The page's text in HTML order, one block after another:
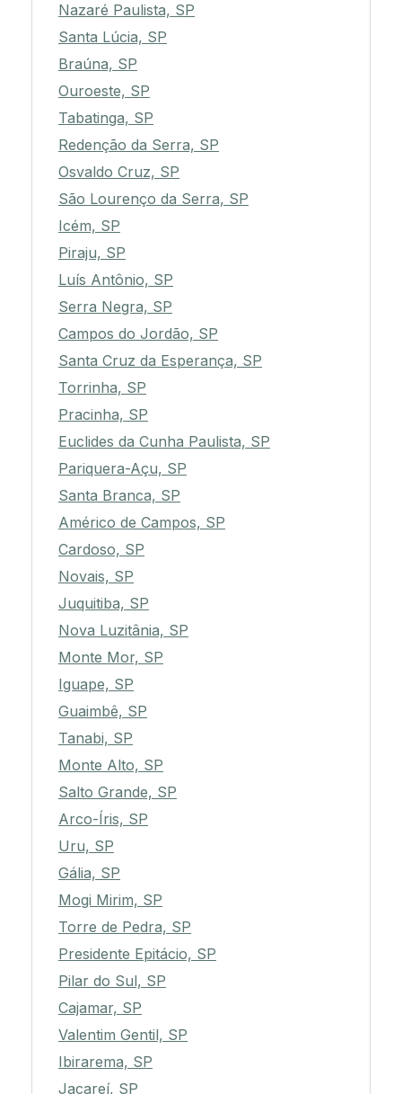
Nazaré Paulista, SP
Santa Lúcia, SP
Braúna, SP
Ouroeste, SP
Tabatinga, SP
Redenção da Serra, SP
Osvaldo Cruz, SP
São Lourenço da Serra, SP
Icém, SP
Piraju, SP
Luís Antônio, SP
Serra Negra, SP
Campos do Jordão, SP
Santa Cruz da Esperança, SP
Torrinha, SP
Pracinha, SP
Euclides da Cunha Paulista, SP
Pariquera-Açu, SP
Santa Branca, SP
Américo de Campos, SP
Cardoso, SP
Novais, SP
Juquitiba, SP
Nova Luzitânia, SP
Monte Mor, SP
Iguape, SP
Guaimbê, SP
Tanabi, SP
Monte Alto, SP
Salto Grande, SP
Arco-Íris, SP
Uru, SP
Gália, SP
Mogi Mirim, SP
Torre de Pedra, SP
Presidente Epitácio, SP
Pilar do Sul, SP
Cajamar, SP
Valentim Gentil, SP
Ibirarema, SP
Jacareí, SP